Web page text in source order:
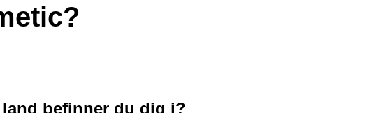
befinner du dig i?